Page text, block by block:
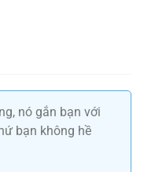
nó gắn bạn với
bạn không hề